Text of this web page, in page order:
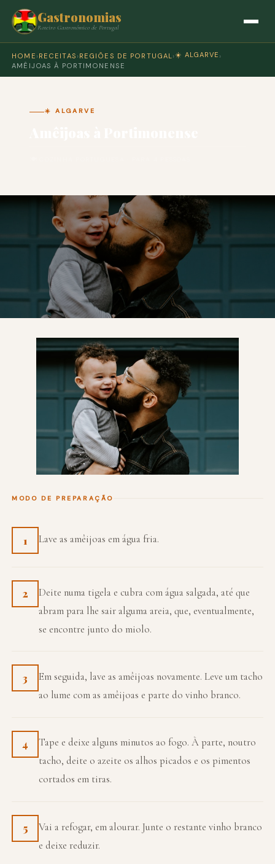
Gastronomias
Roteiro Gastronómico de Portugal
HOME › RECEITAS › REGIÕES DE PORTUGAL › ☀️ ALGARVE ›
AMÊIJOAS À PORTIMONENSE
☀️ ALGARVE
MODO DE PREPARAÇÃO
1 Lave as amêijoas em água fria.
2
Deite numa tigela e cubra com água salgada, até que
abram para lhe sair alguma areia, que, eventualmente,
se encontre junto do miolo.
3
Em seguida, lave as amêijoas novamente. Leve um tacho
ao lume com as amêijoas e parte do vinho branco.
4
Tape e deixe alguns minutos ao fogo. À parte, noutro
tacho, deite o azeite os alhos picados e os pimentos
cortados em tiras.
5
Vai a refogar, em alourar. Junte o restante vinho branco
e deixe reduzir.